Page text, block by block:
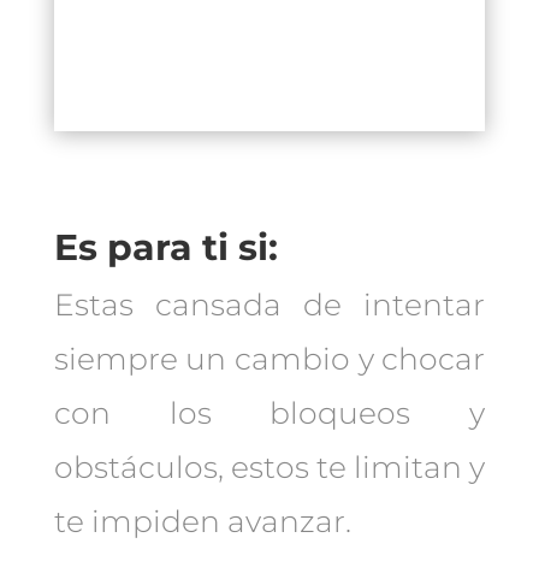
Es para ti si:
Estas cansada de intentar
siempre un cambio y chocar
con los bloqueos y
obstáculos, estos te limitan y
te impiden avanzar.